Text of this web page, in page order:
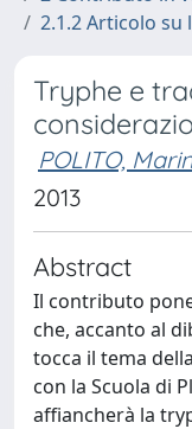
2.1.2 Articolo su
Tryphe e
POLITO,
2013
Abstract
Il contributo
che, accanto al
tocca il tema
con la Scuola di
affiancherà la